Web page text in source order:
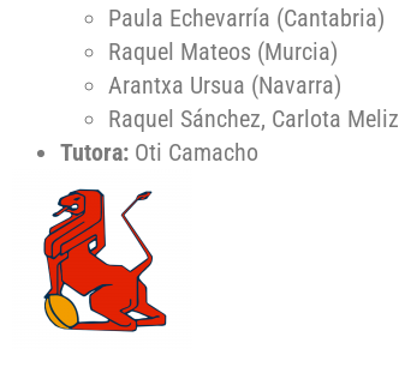
Paula Echevarría (Cantabria)
Raquel Mateos (Murcia)
Arantxa Ursua (Navarra)
Raquel Sánchez, Carlota
Tutora: Oti Camacho